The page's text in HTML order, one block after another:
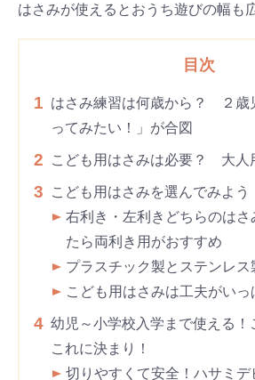
はさみが使えるとおうち遊びの幅も
目次
1 はさみ練習は何歳から？ ２歳
ってみたい！」が合図
2 こども用はさみは必要？ 大人
3
こども用はさみを選んでみよう
右利き・左利きどちらのは
たら両利き用がおすすめ
プラスチック製とステンレス
こども用はさみは工夫がいっ
4 幼児～小学校入学まで使える！
これに決まり！
切りやすくて安全！ハサミデ